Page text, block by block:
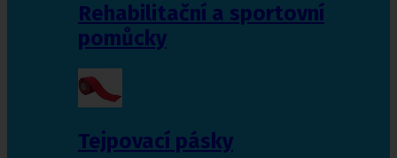
Rehabilitační a sportovní
pomůcky
Tejpovací pásky